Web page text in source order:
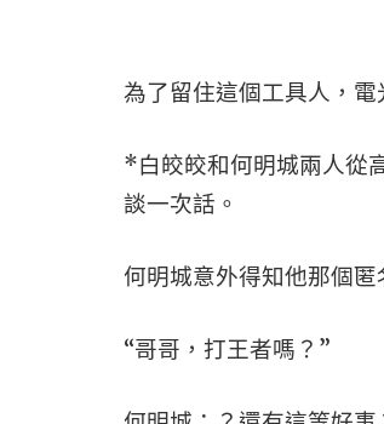
為了留住這個工具人，
*白皎皎和何明城兩人從
談一次話。
何明城意外得知他那個
“哥哥，打王者嗎？”